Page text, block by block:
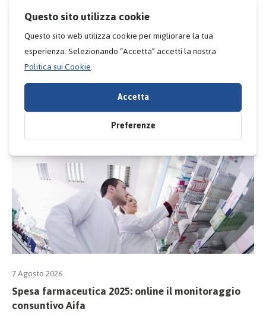
Facebook
TwitterLinkedIn
WhatsApp
Email
7 Agosto 2026
Spesa farmaceutica 2025: online il monitoraggio
consuntivo Aifa